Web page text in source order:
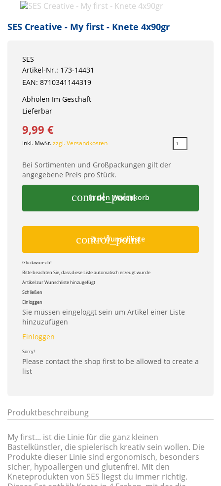
SES Creative - My first - Knete 4x90gr
SES
Artikel-Nr.: 173-14431
EAN: 8710341144319
Abholen Im Geschäft
Lieferbar
9,99 €
inkl. MwSt.zzgl. Versandkosten
Bei Sortimenten und Großpackungen gilt der
angegebene Preis pro Stück.
control_point
In den Warenkorb
control_point
Zur Wunschliste
Glückwunsch!
Bitte beachten Sie, dass diese Liste automatisch erzeugt wurde
Artikel zur Wunschliste hinzugefügt
Schließen
Einloggen
Sie müssen eingeloggt sein um Artikel einer Liste
hinzuzufügen
Einloggen
Sorry!
Please contact the shop first to be allowed to create a
list
Produktbeschreibung
My first... ist die Linie für die ganz kleinen
Bastelkünstler, die spielerisch kreativ sein wollen. Die
Produkte dieser Linie sind ergonomisch, besonders
sicher, hypoallergen und glutenfrei. Mit den
Kneteprodukten von SES liegst du immer richtig.